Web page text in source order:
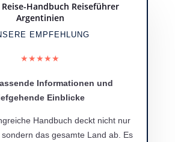
Reise-Handbuch Reiseführer
Argentinien
EMPFEHLUNG
★★★★★
Informationen und
Einblicke
Handbuch deckt nicht nur
sondern das gesamte Land ab. Es